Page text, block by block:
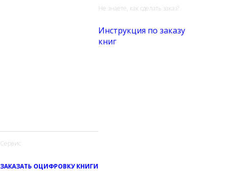
Не знаете, как сделать заказ?
Инструкция по заказу
книг
Сервис
ЗАКАЗАТЬ ОЦИФРОВКУ КНИГИ